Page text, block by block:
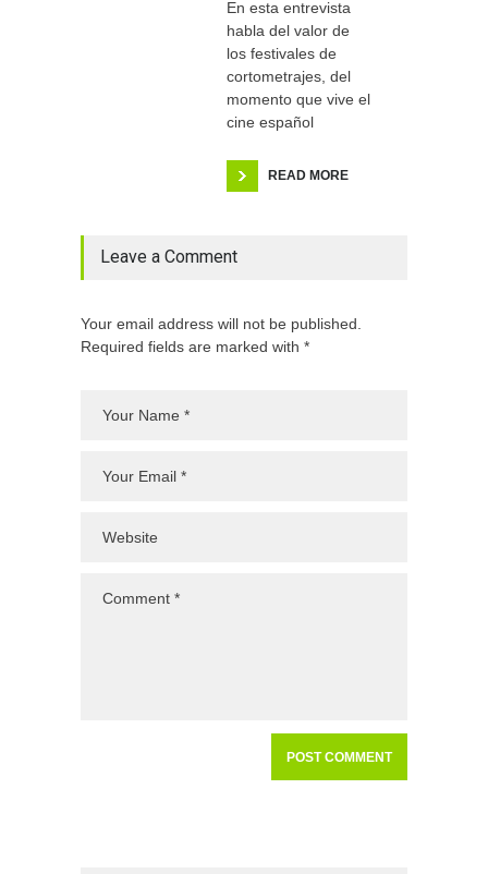
En esta entrevista
habla del valor de
los festivales de
cortometrajes, del
momento que vive el
cine español
READ MORE
Leave a Comment
Your email address will not be published.
Required fields are marked with *